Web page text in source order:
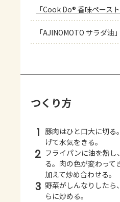
「Cook Do® 香味ペースト
「AJINOMOTO サラダ油」
つくり方
1 豚肉はひと口大に切る
げて水気をきる。
2 フライパンに油を熱
る。肉の色が変わって
加えて炒め合わせる。
3 野菜がしんなりしたら
らに炒める。